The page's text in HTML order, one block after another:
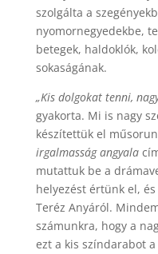
szolgálta a
nyomornegyedekbe,
betegek, haldoklók,
sokaságának.
„Kis dolgokat tenni,
gyakorta. Mi is nagy
készítettük el
irgalmasság angyala
mutattuk be a
helyezést értünk el,
Teréz Anyáról.
számunkra, hogy a
ezt a kis színdarabot